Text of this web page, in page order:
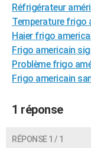
Destinations
City break
Voyage nature
Voyage de noces
Forum
Climat
+PHOTO
GUIDES D'ACHAT
BONS PLANS
CARTE DE VOEUX
Carte de Noël
Carte Bonne année
Carte Saint-Valentin
Carte Pâques
Carte d'anniversaire
DICTIONNAIRE
PROGRAMME TV
Réfrigérateur
Temperature frigo
Haier frigo
Frigo americain
Problème frigo
Frigo americain
1 réponse
RÉPONSE 1 / 1